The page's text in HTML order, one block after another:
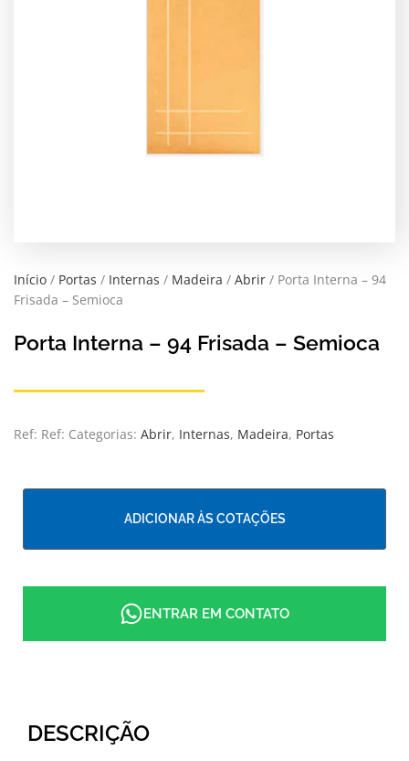
Início / Portas / Internas / Madeira / Abrir / Porta Interna – 94
Frisada – Semioca
Porta Interna – 94 Frisada – Semioca
Ref: Ref: Categorias: Abrir, Internas, Madeira, Portas
ADICIONAR ÀS COTAÇÕES
ENTRAR EM CONTATO
DESCRIÇÃO